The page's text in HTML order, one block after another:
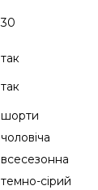
30
так
так
шорти
чоловіча
всесезонна
темно-сірий